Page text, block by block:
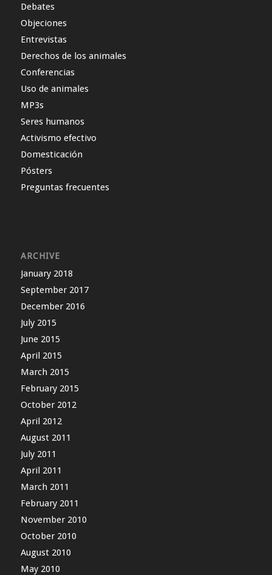
Debates
Objeciones
Entrevistas
Derechos de los animales
Conferencias
Uso de animales
MP3s
Seres humanos
Activismo efectivo
Domesticación
Pósters
Preguntas frecuentes
ARCHIVE
January 2018
September 2017
December 2016
July 2015
June 2015
April 2015
March 2015
February 2015
October 2012
April 2012
August 2011
July 2011
April 2011
March 2011
February 2011
November 2010
October 2010
August 2010
May 2010